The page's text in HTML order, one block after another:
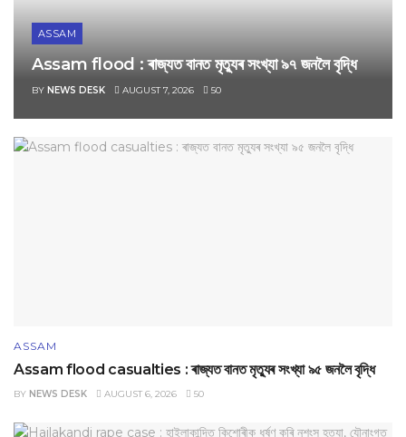
ASSAM
Assam flood : ৰাজ্যত বানত মৃত্যুৰ সংখ্যা ৯৭ জনলৈ বৃদ্ধি
BY NEWS DESK AUGUST 7, 2026 50
ASSAM
Assam flood casualties : ৰাজ্যত বানত মৃত্যুৰ সংখ্যা ৯৫ জনলৈ বৃদ্ধি
BY NEWS DESK AUGUST 6, 2026 50